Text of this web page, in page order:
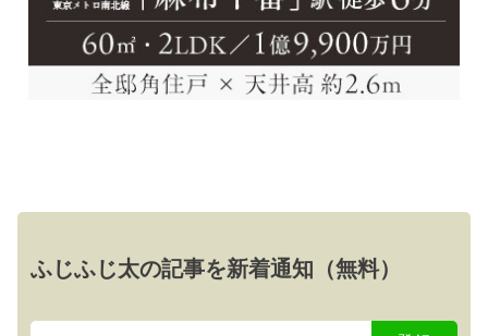
ふじふじ太の記事を新着通知（無料）